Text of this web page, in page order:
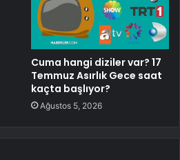
Cuma hangi diziler var? 17
Temmuz Asırlık Gece saat
kaçta başlıyor?
Ağustos 5, 2026